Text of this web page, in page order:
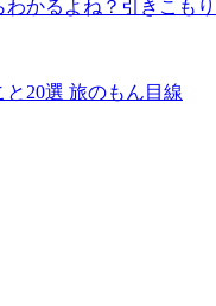
わかるよね？引きこもり
と20選 旅のもん目線